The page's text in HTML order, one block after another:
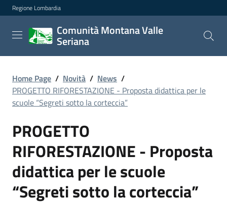
Vai al contenuto principale
Comunità Montana Valle
Regione Lombardia
Comunità Montana Valle
Seriana
Home Page / Novità / News /
PROGETTO RIFORESTAZIONE - Proposta didattica per le
scuole “Segreti sotto la corteccia”
PROGETTO
RIFORESTAZIONE - Proposta
didattica per le scuole
“Segreti sotto la corteccia”